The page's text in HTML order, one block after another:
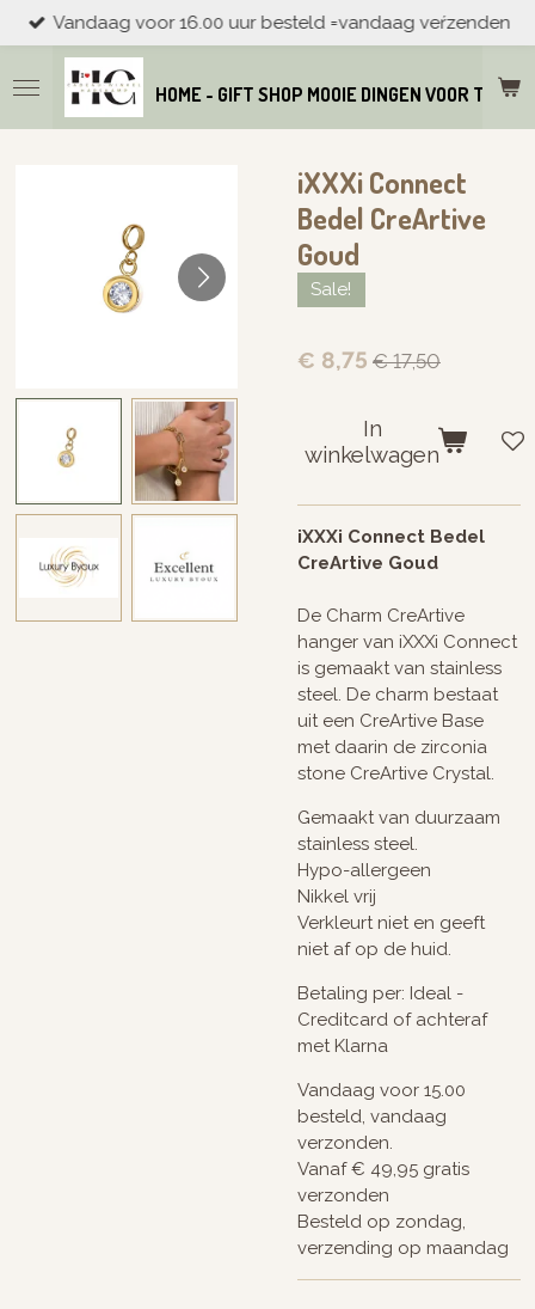
Ga
direct
naar
de
hoofdinhoud
HOME - GIFT SHOP MOOIE DINGEN VOOR THUIS
Vandaag voor 16.00 uur besteld =vandaag veŕzenden
iXXXi Connect
Bedel CreArtive
Goud
Sale!
€ 8,75 € 17,50
In
winkelwagen
iXXXi Connect Bedel
CreArtive Goud
De Charm CreArtive
hanger van iXXXi Connect
is gemaakt van stainless
steel. De charm bestaat
uit een CreArtive Base
met daarin de zirconia
stone CreArtive Crystal.
Gemaakt van duurzaam
stainless steel.
Hypo-allergeen
Nikkel vrij
Verkleurt niet en geeft
niet af op de huid.
Betaling per: Ideal -
Creditcard of achteraf
met Klarna
Vandaag voor 15.00
besteld, vandaag
verzonden.
Vanaf € 49,95 gratis
verzonden
Besteld op zondag,
verzending op maandag